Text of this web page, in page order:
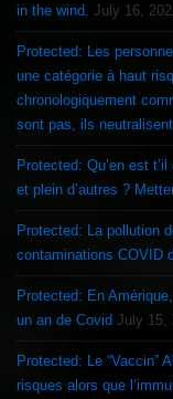
in the wind. July 16,
Protected: Les
une catégorie à haut
chronologiquement
sont pas, ils
Protected: Qu’en est
et plein d’autres ?
Protected: La pollution
contaminations COVID
Protected: En
un an de Covid July 15,
Protected: Le “Vaccin”
risques alors que